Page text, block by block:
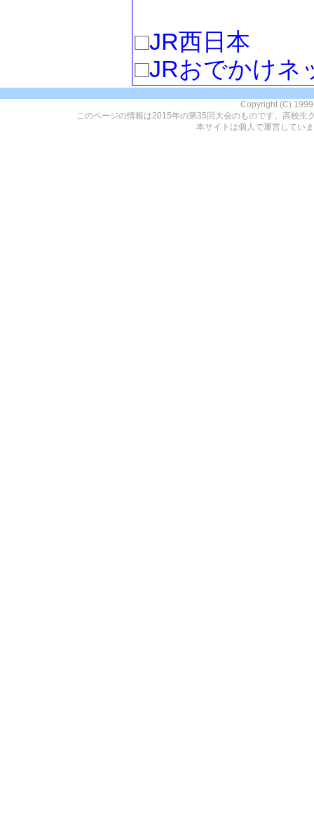
□JR西日本
□JRおでかけネ
Copyright (C)
このページの情報は2015年の第35回大会のものです。高校生
本サイトは個人で運営してい